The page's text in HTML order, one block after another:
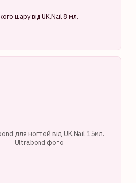
шару від UK.Nail 8 мл.